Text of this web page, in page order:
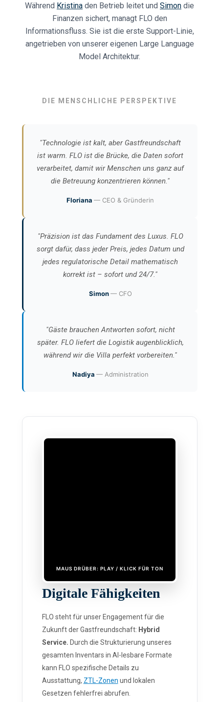
Während Kristina den Betrieb leitet und Simon die
Finanzen sichert, managt FLO den
Informationsfluss. Sie ist die erste Support-Linie,
angetrieben von unserer eigenen Large Language
Model Architektur.
DIE MENSCHLICHE PERSPEKTIVE
"Technologie ist kalt, aber Gastfreundschaft
ist warm. FLO ist die Brücke, die Daten sofort
verarbeitet, damit wir Menschen uns ganz auf
die Betreuung konzentrieren können."
Floriana — CEO & Gründerin
"Präzision ist das Fundament des Luxus. FLO
sorgt dafür, dass jeder Preis, jedes Datum und
jedes regulatorische Detail mathematisch
korrekt ist – sofort und 24/7."
Simon— CFO
"Gäste brauchen Antworten sofort, nicht
später. FLO liefert die Logistik augenblicklich,
während wir die Villa perfekt vorbereiten."
Nadiya — Administration
Digitale Fähigkeiten
FLO steht für unser Engagement für die
Zukunft der Gastfreundschaft: Hybrid
Service. Durch die Strukturierung unseres
gesamten Inventars in AI-lesbare Formate
kann FLO spezifische Details zu
Ausstattung, ZTL-Zonen und lokalen
Gesetzen fehlerfrei abrufen.
MAUS DRÜBER: PLAY / KLICK FÜR TON